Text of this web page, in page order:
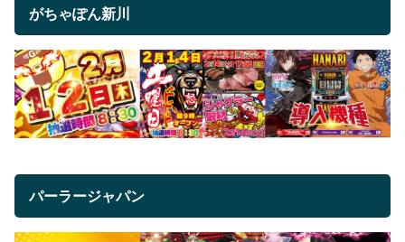
がちゃぽん新川
パーラージャパン